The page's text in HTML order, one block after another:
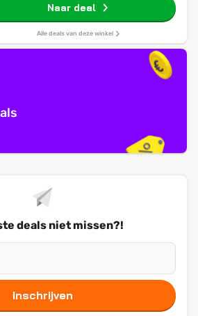
Naar deal
Alle deals van deze winkel
deals niet missen?!
Inschrijven